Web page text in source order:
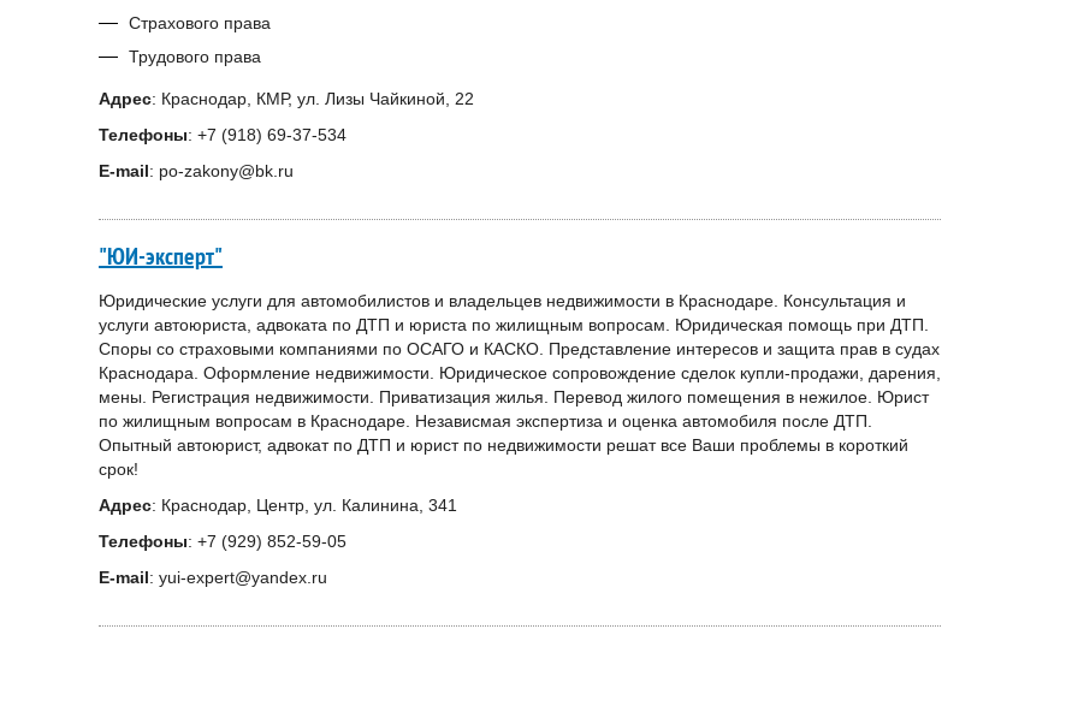
Страхового права
Трудового права
Адрес: Краснодар, КМР, ул. Лизы Чайкиной, 22
Телефоны: +7 (918) 69-37-534
E-mail: po-zakony@bk.ru
"ЮИ-эксперт"
Юридические услуги для автомобилистов и владельцев недвижимости в Краснодаре. Консультация и
услуги автоюриста, адвоката по ДТП и юриста по жилищным вопросам. Юридическая помощь при ДТП.
Споры со страховыми компаниями по ОСАГО и КАСКО. Представление интересов и защита прав в судах
Краснодара. Оформление недвижимости. Юридическое сопровождение сделок купли-продажи, дарения,
мены. Регистрация недвижимости. Приватизация жилья. Перевод жилого помещения в нежилое. Юрист
по жилищным вопросам в Краснодаре. Независмая экспертиза и оценка автомобиля после ДТП.
Опытный автоюрист, адвокат по ДТП и юрист по недвижимости решат все Ваши проблемы в короткий
срок!
Адрес: Краснодар, Центр, ул. Калинина, 341
Телефоны: +7 (929) 852-59-05
E-mail: yui-expert@yandex.ru